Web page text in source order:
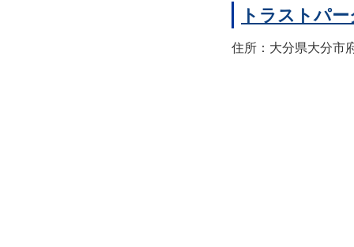
トラストパ
住所：大分県大分市